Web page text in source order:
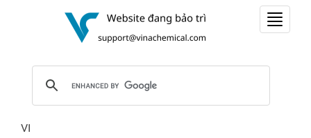
Toggle
VI